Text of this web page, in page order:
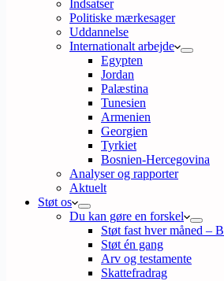
Indsatser
Politiske mærkesager
Uddannelse
Internationalt arbejde
Egypten
Jordan
Palæstina
Tunesien
Armenien
Georgien
Tyrkiet
Bosnien-Hercegovina
Analyser og rapporter
Aktuelt
Støt os
Du kan gøre en forskel
Støt fast hver måned –
Støt én gang
Arv og testamente
Skattefradrag